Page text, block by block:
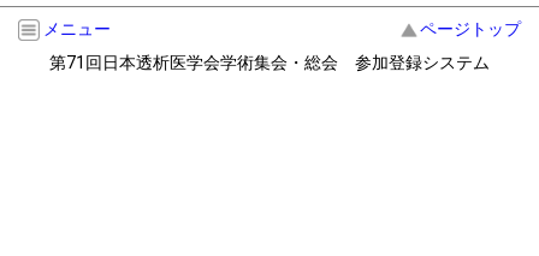
メニュー
ページトップ
第71回日本透析医学会学術集会・総会 参加登録システム